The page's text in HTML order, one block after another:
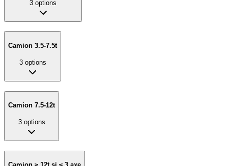
3 options
Camion 3.5-7.5t
3 options
Camion 7.5-12t
3 options